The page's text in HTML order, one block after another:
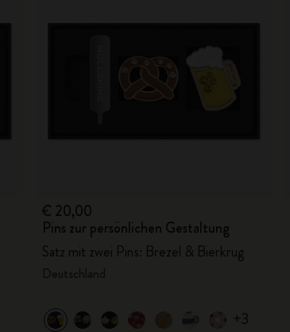
€ 20,00
Pins zur persönlichen Gestaltung
Satz mit zwei Pins: Brezel & Bierkrug
+3